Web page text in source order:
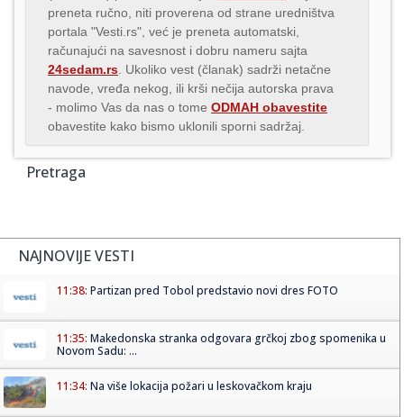
preneta ručno, niti proverena od strane uredništva
portala "Vesti.rs", već je preneta automatski,
računajući na savesnost i dobru nameru sajta
24sedam.rs . Ukoliko vest (članak) sadrži netačne
navode, vređa nekog, ili krši nečija autorska prava
- molimo Vas da nas o tome ODMAH obavestite
obavestite kako bismo uklonili sporni sadržaj.
Pretraga
NAJNOVIJE VESTI
11:38: Partizan pred Tobol predstavio novi dres FOTO
11:35: Makedonska stranka odgovara grčkoj zbog spomenika u
Novom Sadu: ...
11:34: Na više lokacija požari u leskovačkom kraju